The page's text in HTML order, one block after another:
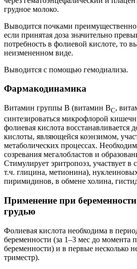
грудное молоко.
Выводится почками преимущественно
если принятая доза значительно
потребность в фолиевой кислоте, то
неизмененном виде.
Выводится с помощью гемодиализа.
Фармакодинамика
Витамин группы В (витамин ВС,
синтезироваться микрофлорой
фолиевая кислота восстанавливается
кислоты, являющейся коэнзимом,
метаболических процессах.
созревания мегалобластов и
Стимулирует эритропоэз, участвует в
т.ч. глицина, метионина),
пиримидинов, в обмене холина,
Применение при
грудью
Фолиевая кислота необходима в
беременности (за 1–3 мес до момента
беременности) и в первые несколько
триместр).